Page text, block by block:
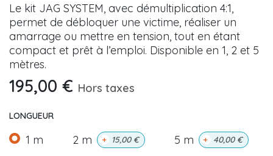
Le kit JAG SYSTEM, avec démultiplication 4:1,
permet de débloquer une victime, réaliser un
amarrage ou mettre en tension, tout en étant
compact et prêt à l’emploi. Disponible en 1, 2 et 5
mètres.
195,00 € Hors taxes
LONGUEUR
1 m 2 m + 15,00€ 5 m + 40,00€